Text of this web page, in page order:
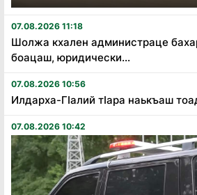
07.08.2026 11:18
Шолжа кхален администраце
боацаш, юридически...
07.08.2026 10:56
Илдарха-Гӏалий тӏара наькъаш
07.08.2026 10:42